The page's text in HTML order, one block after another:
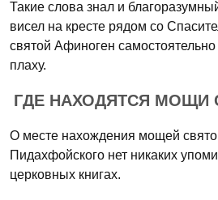
Такие слова знал и
висел на кресте рядом со
святой Афиноген
плаху.
ГДЕ НАХОДЯТСЯ МОЩИ
О месте нахождения мощей
Пидахфойского нет никаких
церковных книгах.